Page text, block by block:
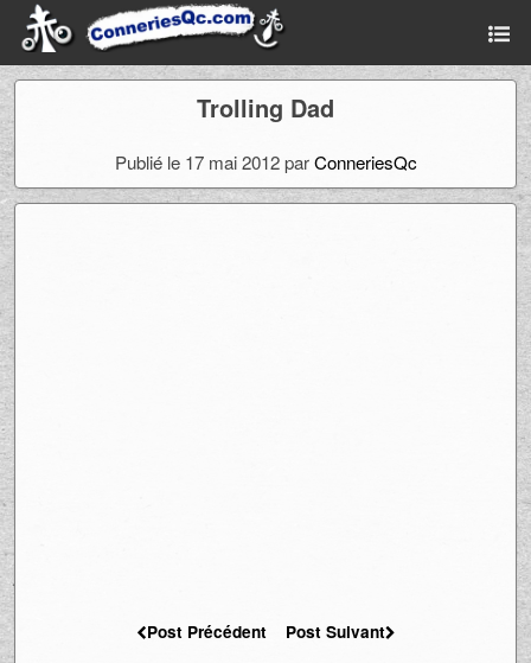
Trolling Dad
Publié le 17 mai 2012 parConneriesQc
Post Précédent Post Suivant